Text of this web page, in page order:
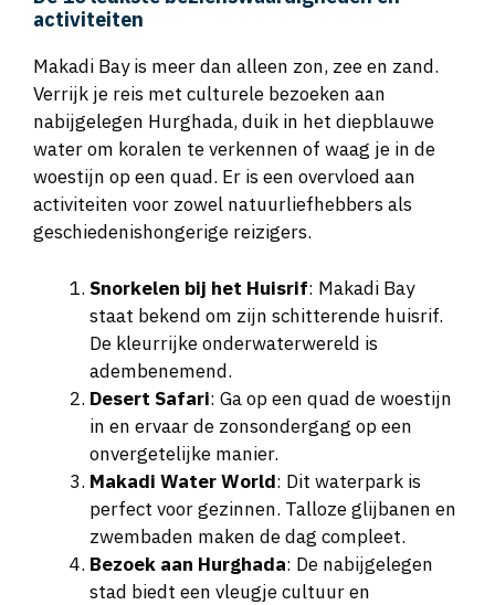
activiteiten
Makadi Bay is meer dan alleen zon, zee en zand.
Verrijk je reis met culturele bezoeken aan
nabijgelegen Hurghada, duik in het diepblauwe
water om koralen te verkennen of waag je in de
woestijn op een quad. Er is een overvloed aan
activiteiten voor zowel natuurliefhebbers als
geschiedenishongerige reizigers.
Snorkelen bij het Huisrif: Makadi Bay
staat bekend om zijn schitterende huisrif.
De kleurrijke onderwaterwereld is
adembenemend.
Desert Safari: Ga op een quad de woestijn
in en ervaar de zonsondergang op een
onvergetelijke manier.
Makadi Water World: Dit waterpark is
perfect voor gezinnen. Talloze glijbanen en
zwembaden maken de dag compleet.
Bezoek aan Hurghada: De nabijgelegen
stad biedt een vleugje cultuur en